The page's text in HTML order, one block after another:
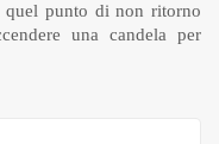
quel punto di non ritorno
una candela per